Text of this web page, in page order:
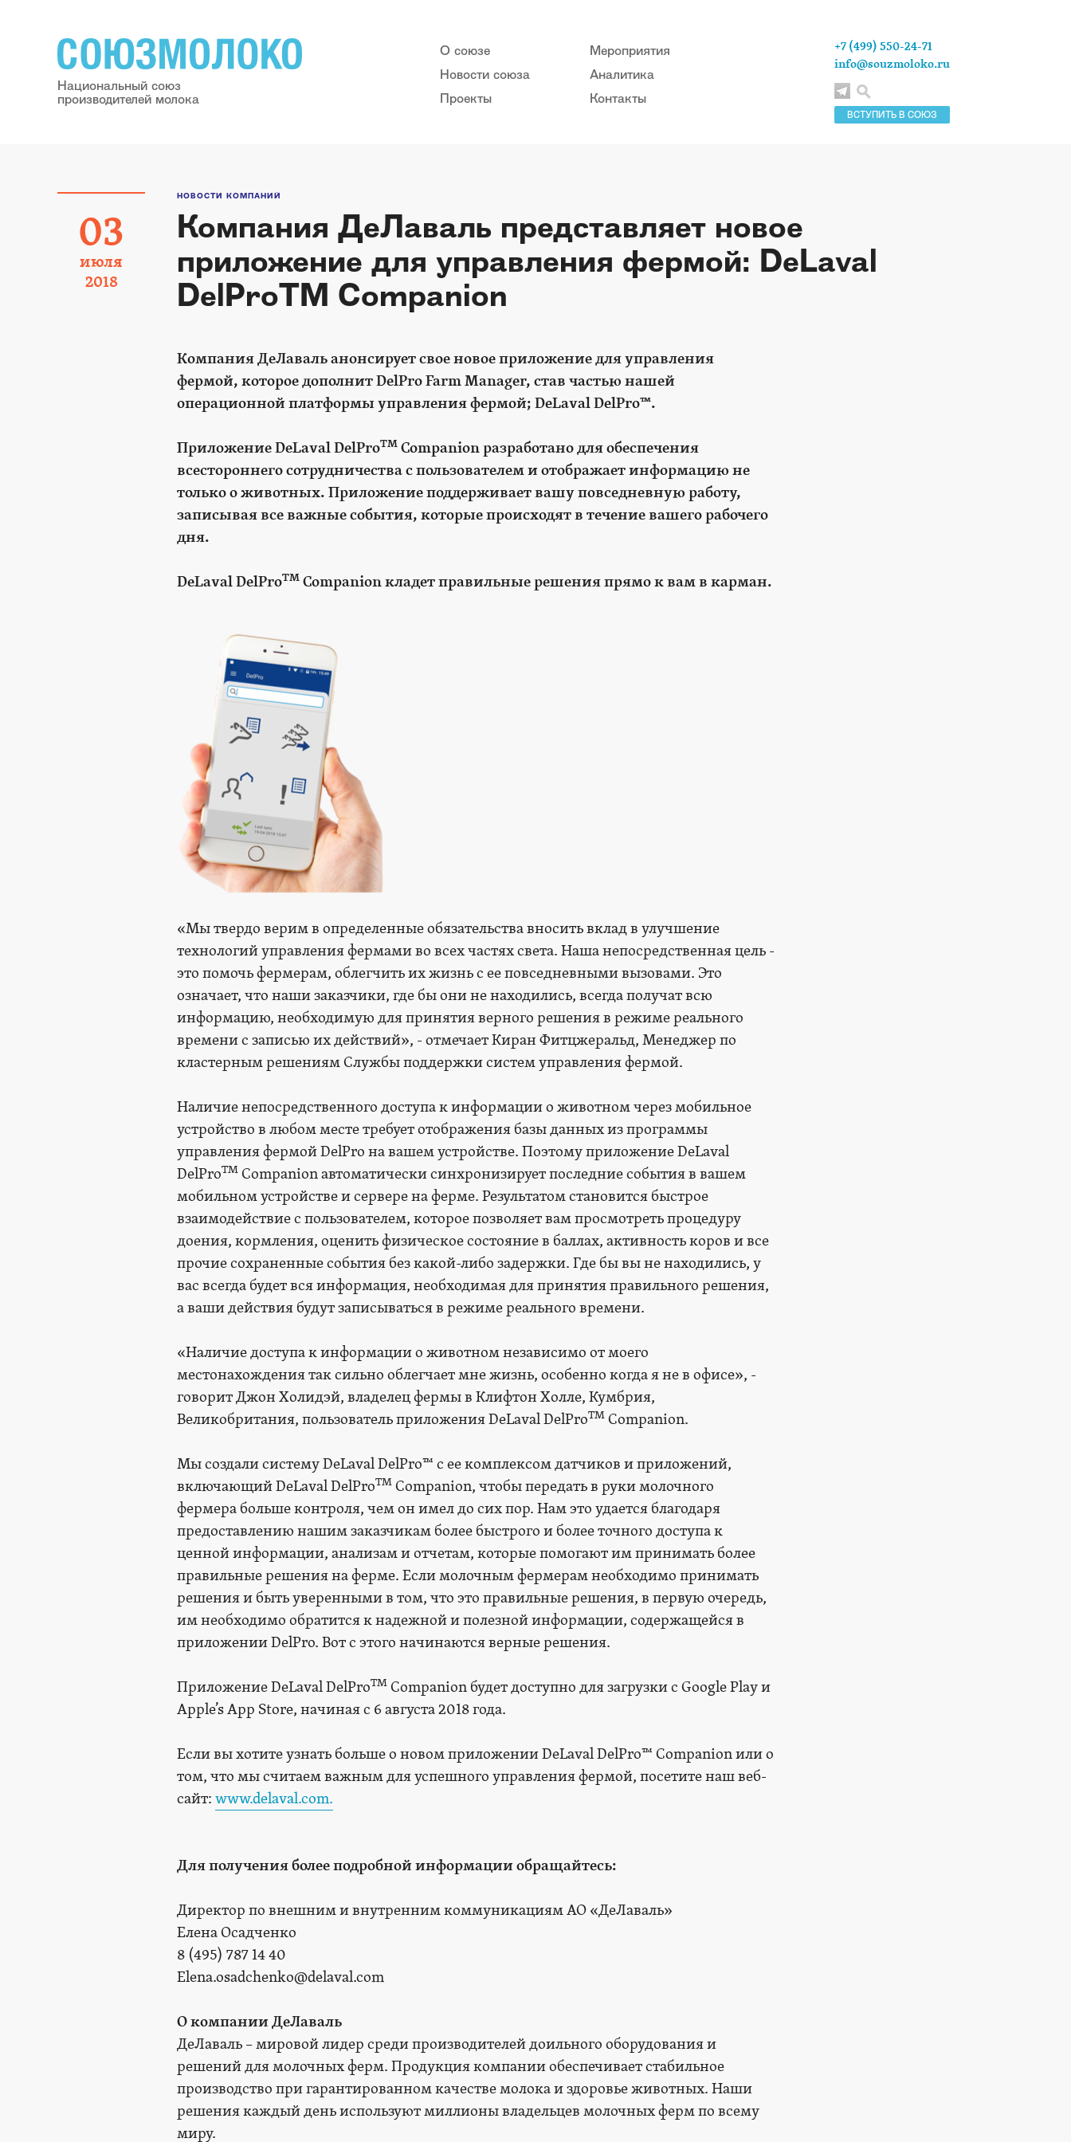
Национальный союз
производителей молока
О союзе
Новости союза
Проекты
Мероприятия
Аналитика
Контакты
ВСТУПИТЬ В СОЮЗ
+7 (499) 550-24-71
info@souzmoloko.ru
03
июля
2018
НОВОСТИ КОМПАНИЙ
Компания ДеЛаваль представляет новое
приложение для управления фермой: DeLaval
DelProTM Companion
Компания ДеЛаваль анонсирует свое новое приложение для управления
фермой, которое дополнит DelPro Farm Manager, став частью нашей
операционной платформы управления фермой; DeLaval DelPro™.
Приложение DeLaval DelProTM Companion разработано для обеспечения
всестороннего сотрудничества с пользователем и отображает информацию не
только о животных. Приложение поддерживает вашу повседневную работу,
записывая все важные события, которые происходят в течение вашего рабочего
дня.
DeLaval DelProTM Companion кладет правильные решения прямо к вам в карман.
«Мы твердо верим в определенные обязательства вносить вклад в улучшение
технологий управления фермами во всех частях света. Наша непосредственная цель -
это помочь фермерам, облегчить их жизнь с ее повседневными вызовами. Это
означает, что наши заказчики, где бы они не находились, всегда получат всю
информацию, необходимую для принятия верного решения в режиме реального
времени с записью их действий», - отмечает Киран Фитцжеральд, Менеджер по
кластерным решениям Службы поддержки систем управления фермой.
Наличие непосредственного доступа к информации о животном через мобильное
устройство в любом месте требует отображения базы данных из программы
управления фермой DelPro на вашем устройстве. Поэтому приложение DeLaval
DelProTM Companion автоматически синхронизирует последние события в вашем
мобильном устройстве и сервере на ферме. Результатом становится быстрое
взаимодействие с пользователем, которое позволяет вам просмотреть процедуру
доения, кормления, оценить физическое состояние в баллах, активность коров и все
прочие сохраненные события без какой-либо задержки. Где бы вы не находились, у
вас всегда будет вся информация, необходимая для принятия правильного решения,
а ваши действия будут записываться в режиме реального времени.
«Наличие доступа к информации о животном независимо от моего
местонахождения так сильно облегчает мне жизнь, особенно когда я не в офисе», -
говорит Джон Холидэй, владелец фермы в Клифтон Холле, Кумбрия,
Великобритания, пользователь приложения DeLaval DelProTM Companion.
Мы создали систему DeLaval DelPro™ с ее комплексом датчиков и приложений,
включающий DeLaval DelProTM Companion, чтобы передать в руки молочного
фермера больше контроля, чем он имел до сих пор. Нам это удается благодаря
предоставлению нашим заказчикам более быстрого и более точного доступа к
ценной информации, анализам и отчетам, которые помогают им принимать более
правильные решения на ферме. Если молочным фермерам необходимо принимать
решения и быть уверенными в том, что это правильные решения, в первую очередь,
им необходимо обратится к надежной и полезной информации, содержащейся в
приложении DelPro. Вот с этого начинаются верные решения.
Приложение DeLaval DelProTM Companion будет доступно для загрузки с Google Play и
Apple’s App Store, начиная с 6 августа 2018 года.
Если вы хотите узнать больше о новом приложении DeLaval DelPro™ Companion или о
том, что мы считаем важным для успешного управления фермой, посетите наш веб-
сайт:www.delaval.com.
Для получения более подробной информации обращайтесь:
Директор по внешним и внутренним коммуникациям АО «ДеЛаваль»
Елена Осадченко
8 (495) 787 14 40
Elena.osadchenko@delaval.com
О компании ДеЛаваль
ДеЛаваль – мировой лидер среди производителей доильного оборудования и
решений для молочных ферм. Продукция компании обеспечивает стабильное
производство при гарантированном качестве молока и здоровье животных. Наши
решения каждый день используют миллионы владельцев молочных ферм по всему
миру.